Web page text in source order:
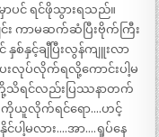
ပင် ရင်ဖိုသွားရသည်။
င်း ကာမဆက်ဆံပြီးဗိုက်ကြီး
နှင့်ချီပြီးလွန်ကျူးလာ
ေးလုပ်လိုက်ရလို့ကောင်းပါ့မ
ေတို့သိရင်လည်းပြဿနာတက်
ကိုယူလိုက်ရင်ရော….ဟင့်
ါ့မလား….အာ….ရှုပ်နေ